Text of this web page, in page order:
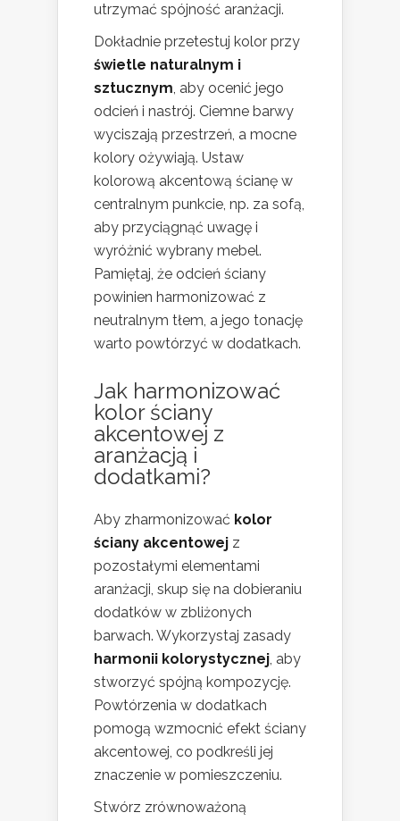
utrzymać spójność aranżacji.
Dokładnie przetestuj kolor przy
świetle naturalnym i
sztucznym, aby ocenić jego
odcień i nastrój. Ciemne barwy
wyciszają przestrzeń, a mocne
kolory ożywiają. Ustaw
kolorową akcentową ścianę w
centralnym punkcie, np. za sofą,
aby przyciągnąć uwagę i
wyróżnić wybrany mebel.
Pamiętaj, że odcień ściany
powinien harmonizować z
neutralnym tłem, a jego tonację
warto powtórzyć w dodatkach.
Jak harmonizować
kolor ściany
akcentowej z
aranżacją i
dodatkami?
Aby zharmonizować kolor
ściany akcentowej z
pozostałymi elementami
aranżacji, skup się na dobieraniu
dodatków w zbliżonych
barwach. Wykorzystaj zasady
harmonii kolorystycznej, aby
stworzyć spójną kompozycję.
Powtórzenia w dodatkach
pomogą wzmocnić efekt ściany
akcentowej, co podkreśli jej
znaczenie w pomieszczeniu.
Stwórz zrównoważoną